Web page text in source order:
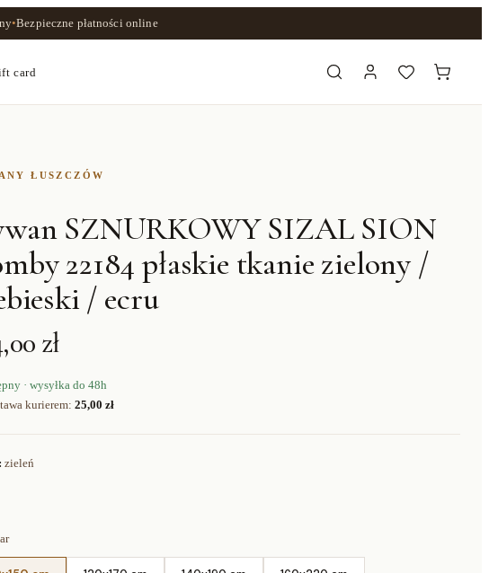
•Bezpieczne płatności online
card
ŁUSZCZÓW
SZNURKOWY SIZAL SION
22184 płaskie tkanie zielony /
/ ecru
zł
· wysyłka do 48h
kurierem:25,00 zł
zieleń